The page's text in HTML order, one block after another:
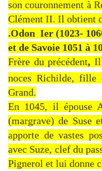
son couronnement à
Clément II. Il obtient
.Odon Ier (1023-
et de Savoie 1051 à
Frère du précédent, Il
noces Richilde, fille
Grand.
En 1045, il épouse
(margrave) de Suse
apporte de vastes
avec Suze, clef du
Pignerol et lui donne